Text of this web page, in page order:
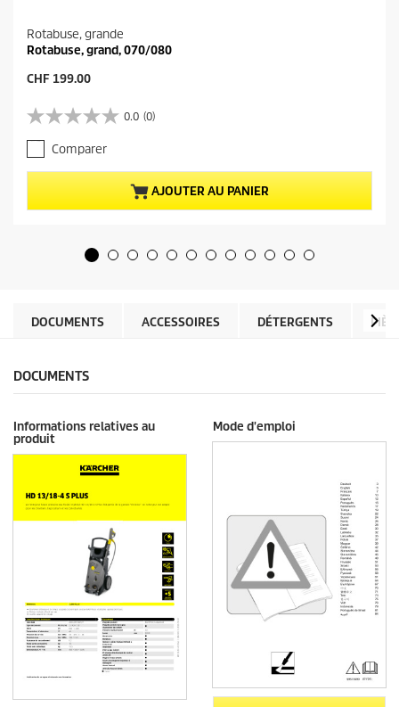
Rotabuse, grande
Rotabuse, grand, 070/080
P
i
x
a
c
t
u
e
d
CHF 199.00
0.0 (0)
0
.
0
s
u
r
e
Comparer
AJOUTER AU PANIER
DOCUMENTS ACCESSOIRES DÉTERGENTS
DOCUMENTS
Informations relatives au
produit
Mode d'emploi